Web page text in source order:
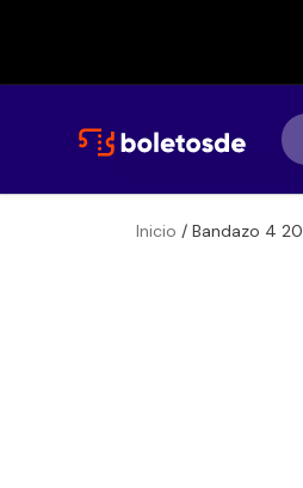
Inicio / Bandazo 4 20